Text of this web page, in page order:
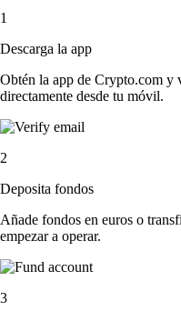
1
Descarga la app
Obtén la app de Crypto.com y
directamente desde tu móvil.
2
Deposita fondos
Añade fondos en euros o
empezar a operar.
3